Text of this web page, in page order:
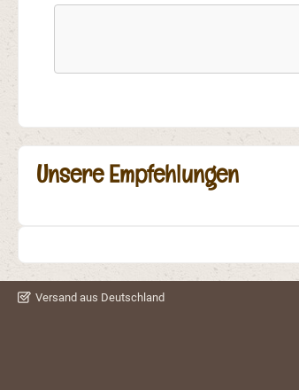
Unsere Empfehlungen
Versand aus Deutschland